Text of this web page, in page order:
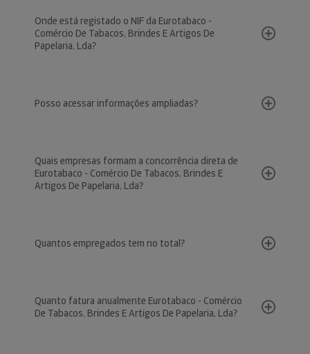
Onde está registado o NIF da Eurotabaco -
Comércio De Tabacos, Brindes E Artigos De
Papelaria, Lda?
Posso acessar informações ampliadas?
Quais empresas formam a concorrência direta de
Eurotabaco - Comércio De Tabacos, Brindes E
Artigos De Papelaria, Lda?
Quantos empregados tem no total?
Quanto fatura anualmente Eurotabaco - Comércio
De Tabacos, Brindes E Artigos De Papelaria, Lda?